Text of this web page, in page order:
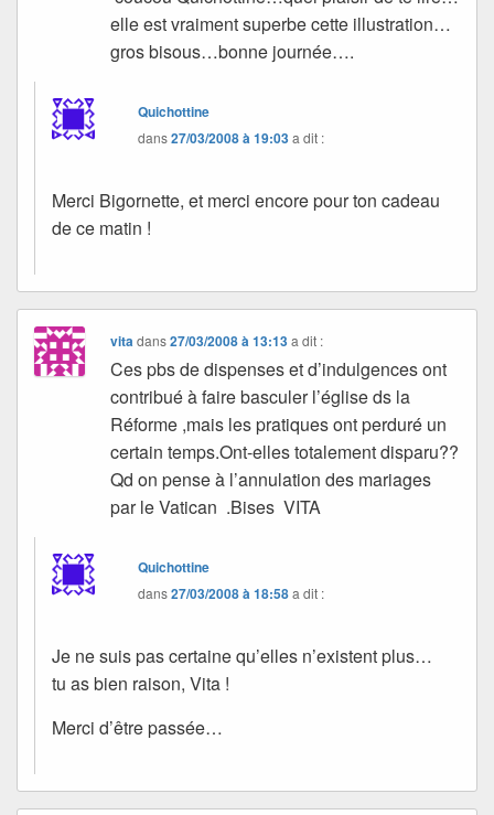
elle est vraiment superbe cette illustration…
gros bisous…bonne journée….
Quichottine
dans27/03/2008 à 19:03a dit :
Merci Bigornette, et merci encore pour ton cadeau
de ce matin !
vitadans27/03/2008 à 13:13 a dit :
Ces pbs de dispenses et d’indulgences ont
contribué à faire basculer l’église ds la
Réforme ,mais les pratiques ont perduré un
certain temps.Ont-elles totalement disparu??
Qd on pense à l’annulation des mariages
par le Vatican .Bises VITA
Quichottine
dans27/03/2008 à 18:58a dit :
Je ne suis pas certaine qu’elles n’existent plus…
tu as bien raison, Vita !
Merci d’être passée…